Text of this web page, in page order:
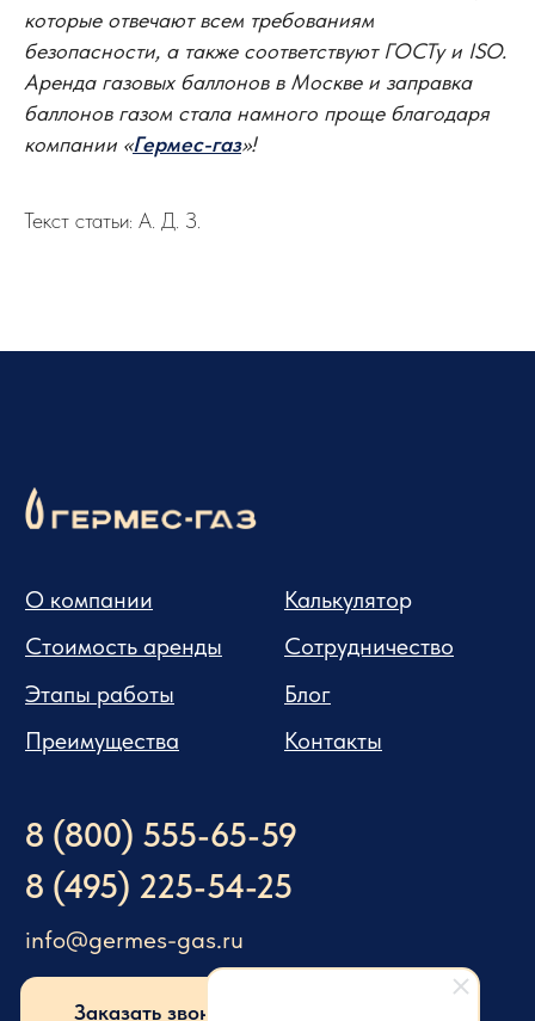
которые отвечают всем требованиям
безопасности, а также соответствуют ГОСТу и ISO.
Аренда газовых баллонов в Москве и заправка
баллонов газом стала намного проще благодаря
компании «Гермес-газ»!
Текст статьи: А. Д. З.